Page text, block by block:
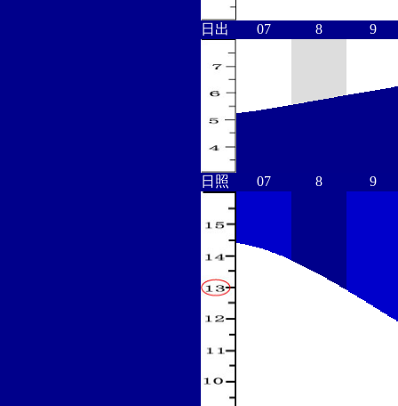
日出 07 8 9
日照 07 8 9